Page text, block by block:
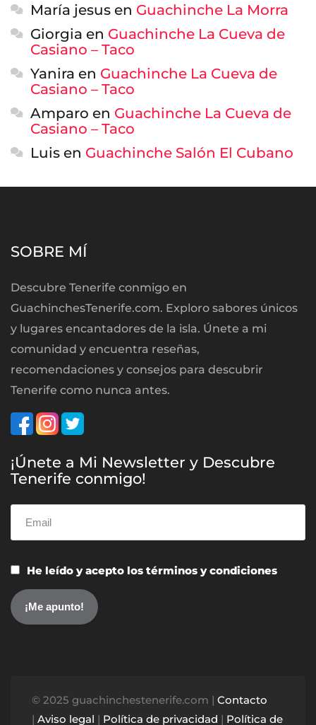
María jesus en Guachinche La Morra
Giorgia en Guachinche La Cueva de
Casiano – Taco
Yanira en Guachinche La Cueva de
Casiano – Taco
Amparo en Guachinche La Cueva de
Casiano – Taco
Luis en Guachinche Salón El Cubano
SOBRE MÍ
Descubre Tenerife conmigo en
GuachinchesTenerife.com. Exploro sabores únicos
y lugares encantadores de la isla. Únete a mi
comunidad y encuentra reseñas,
recomendaciones y consejos para descubrir
Tenerife como nunca antes.
¡Únete a Mi Newsletter y Descubre
Tenerife conmigo!
He leído y acepto los términos y condiciones
© 2025 guachinchestenerife.com | Contacto
| Aviso legal | Política de privacidad | Política de